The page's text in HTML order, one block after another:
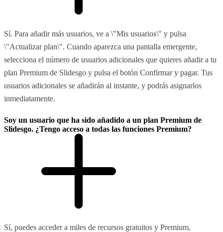
Sí. Para añadir más usuarios, ve a \"Mis usuarios\" y pulsa
\"Actualizar plan\". Cuando aparezca una pantalla emergente,
selecciona el número de usuarios adicionales que quieres añadir a tu
plan Premium de Slidesgo y pulsa el botón Confirmar y pagar. Tus
usuarios adicionales se añadirán al instante, y podrás asignarlos
inmediatamente.
Soy un usuario que ha sido añadido a un plan Premium de
Slidesgo. ¿Tengo acceso a todas las funciones Premium?
Sí, puedes acceder a miles de recursos gratuitos y Premium,